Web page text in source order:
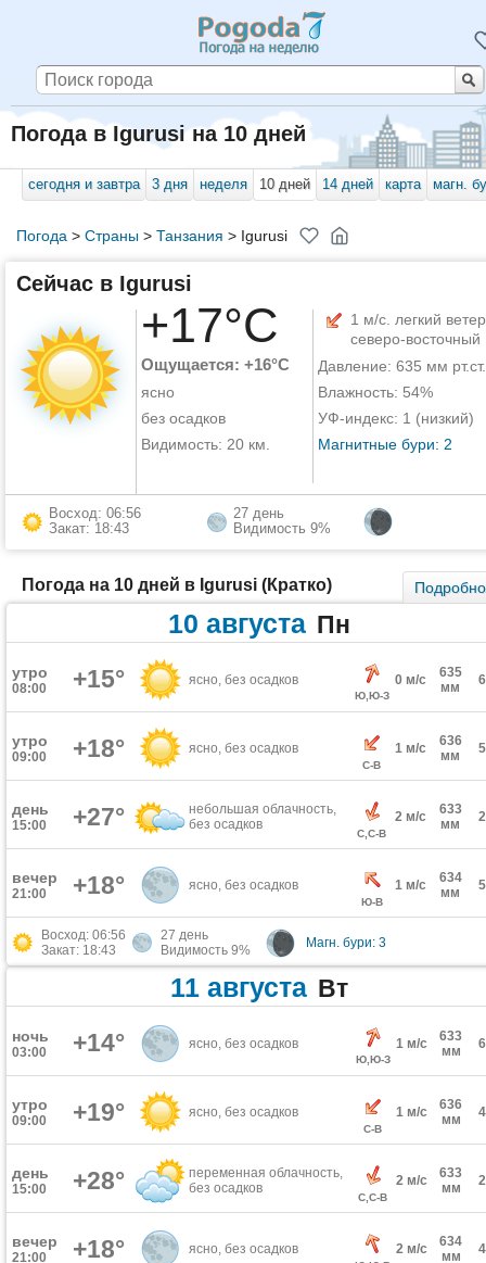
Погода в Igurusi на 10 дней
сегодня и завтра 3 дня неделя 10 дней 14 дней карта магн.
Погода > Страны> Танзания > Igurusi
Сейчас в Igurusi
+17°C
Ощущается: +16°C
ясно
без осадков
Видимость: 20 км.
1 м/с. легкий
северо-восточный
Давление: 635 мм рт.ст.
Влажность: 54%
УФ-индекс: 1 (низкий)
Магнитные бури: 2
Восход: 06:56
Закат: 18:43
27 день
Видимость 9%
Погода на 10 дней в Igurusi (Кратко) Подробно
10 августа Пн
утро
08:00 +15° ясно, без осадков
Ю,Ю-З
0 м/с
635
мм
утро
09:00 +18° ясно, без осадков
С-В
1 м/с
636
мм
день
15:00 +27°
небольшая облачность,
без осадков
С,С-В
2 м/с
633
мм
вечер
21:00 +18° ясно, без осадков
Ю-В
1 м/с
634
мм
Восход: 06:56
Закат: 18:43
27 день
Видимость 9%
Магн. бури: 3
11 августа Вт
ночь
03:00 +14° ясно, без осадков
Ю,Ю-З
1 м/с
633
мм
утро
09:00 +19° ясно, без осадков
С-В
1 м/с
636
мм
день
15:00 +28°
переменная облачность,
без осадков
С,С-В
2 м/с
633
мм
вечер
21:00 +18° ясно, без осадков 2 м/с
634
мм